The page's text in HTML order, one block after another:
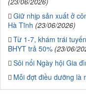
Giữ nhịp sản xuất ở
Hà Tĩnh (23/06/2026)
Từ 1-7, khám trái
BHYT trả 50% (23/06/
Sôi nổi Ngày hội Gia
Mỗi đợt điều dưỡng là